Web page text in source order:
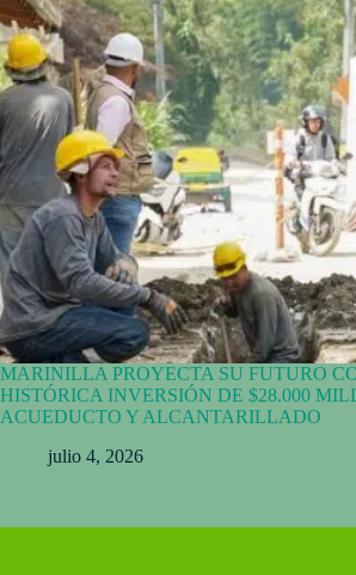
MARINILLA PROYECTA SU FUTURO
HISTÓRICA INVERSIÓN DE $28.000
ACUEDUCTO Y ALCANTARILLADO
julio 4, 2026